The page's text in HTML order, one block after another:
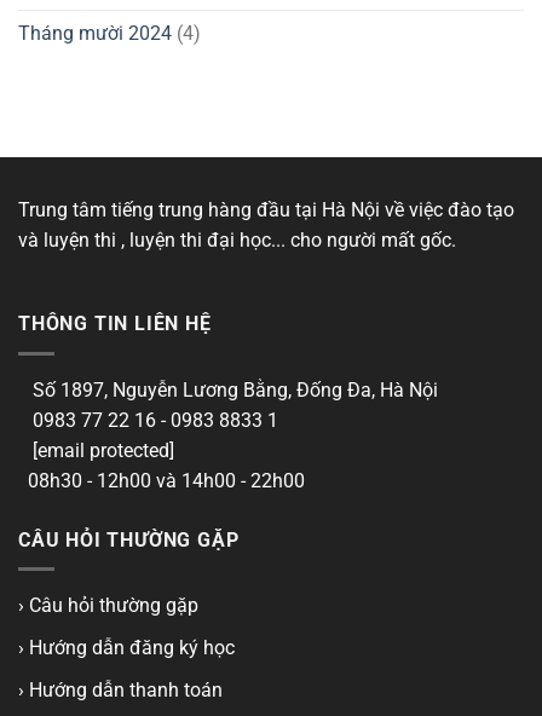
Tháng mười 2024 (4)
Trung tâm tiếng trung hàng đầu tại Hà Nội về việc đào tạo
và luyện thi , luyện thi đại học... cho người mất gốc.
THÔNG TIN LIÊN HỆ
Số 1897, Nguyễn Lương Bằng, Đống Đa, Hà Nội
0983 77 22 16 - 0983 8833 1
[email protected]
08h30 - 12h00 và 14h00 - 22h00
CÂU HỎI THƯỜNG GẶP
› Câu hỏi thường gặp
› Hướng dẫn đăng ký học
› Hướng dẫn thanh toán